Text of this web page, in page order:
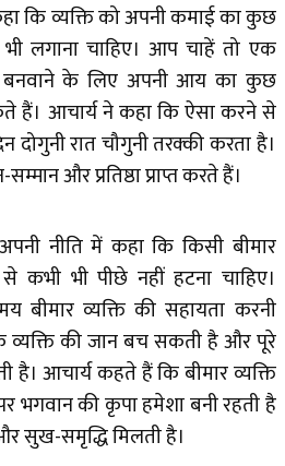
कि व्यक्ति को अपनी कमाई का कुछ
भी लगाना चाहिए। आप चाहें तो एक
बनवाने के लिए अपनी आय का कुछ
हैं। आचार्य ने कहा कि ऐसा करने से
दोगुनी रात चौगुनी तरक्की करता है।
और प्रतिष्ठा प्राप्त करते हैं।
नीति में कहा कि किसी बीमार
कभी भी पीछे नहीं हटना चाहिए।
बीमार व्यक्ति की सहायता करनी
की जान बच सकती है और पूरे
है। आचार्य कहते हैं कि बीमार व्यक्ति
भगवान की कृपा हमेशा बनी रहती है
सुख-समृद्धि मिलती है।